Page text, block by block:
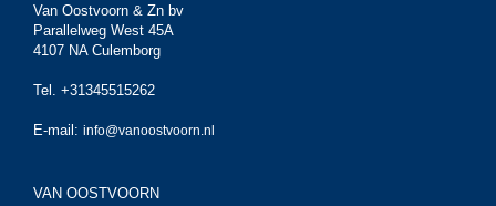
Van Oostvoorn & Zn bv
Parallelweg West 45A
4107 NA Culemborg
Tel. +31345515262
E-mail: info@vanoostvoorn.nl
VAN OOSTVOORN